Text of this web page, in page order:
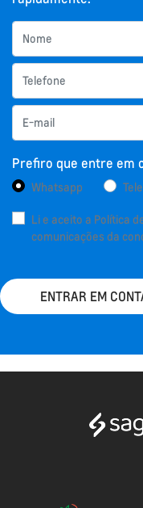
Prefiro que entre em
Whatsapp
Li e aceito a Política
comunicações da
ENTRAR EM